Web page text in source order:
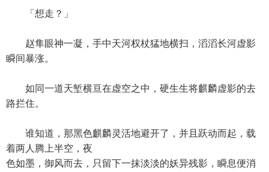
「想走？」
赵隼眼神一凝，手中天河权杖猛地横扫，滔滔长河虚影
瞬间暴涨。
如同一道天堑横亘在虚空之中，硬生生将麒麟虚影的去
路拦住。
谁知道，那黑色麒麟灵活地避开了，并且跃动而起，载
着两人腾上半空，夜
色如墨，御风而去，只留下一抹淡淡的妖异残影，瞬息便消